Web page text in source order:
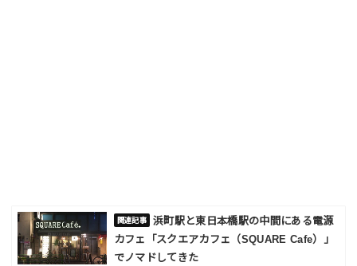
浜町駅と東日本橋駅の中間にある電源
カフェ「スクエアカフェ（SQUARE Cafe）」
でノマドしてきた